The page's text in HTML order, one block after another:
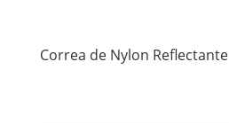
Correa de Nylon Reflectante